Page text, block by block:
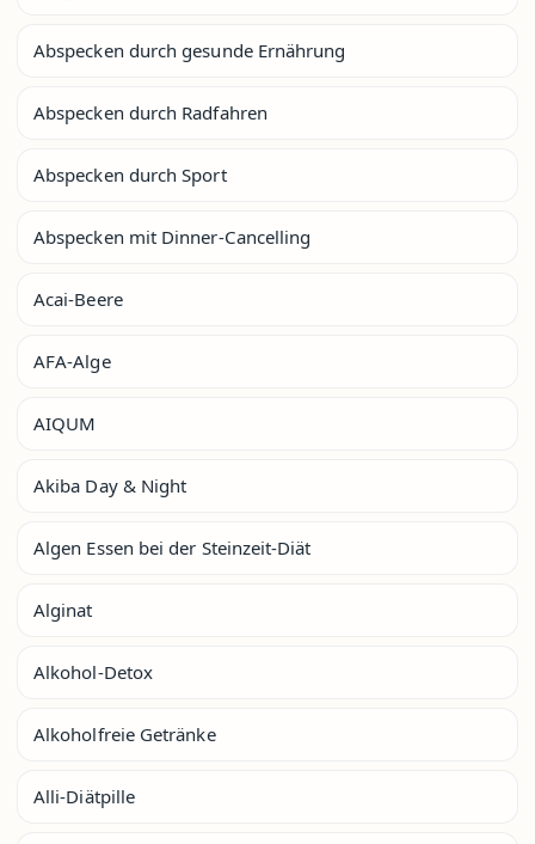
Abspecken durch gesunde Ernährung
Abspecken durch Radfahren
Abspecken durch Sport
Abspecken mit Dinner-Cancelling
Acai-Beere
AFA-Alge
AIQUM
Akiba Day & Night
Algen Essen bei der Steinzeit-Diät
Alginat
Alkohol-Detox
Alkoholfreie Getränke
Alli-Diätpille